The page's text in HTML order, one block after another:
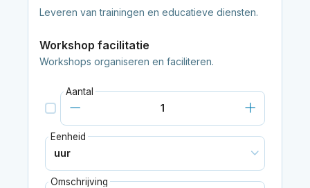
Leveren van trainingen en educatieve diensten.
Workshop facilitatie
Workshops organiseren en faciliteren.
Aantal
Eenheid
Omschrijving